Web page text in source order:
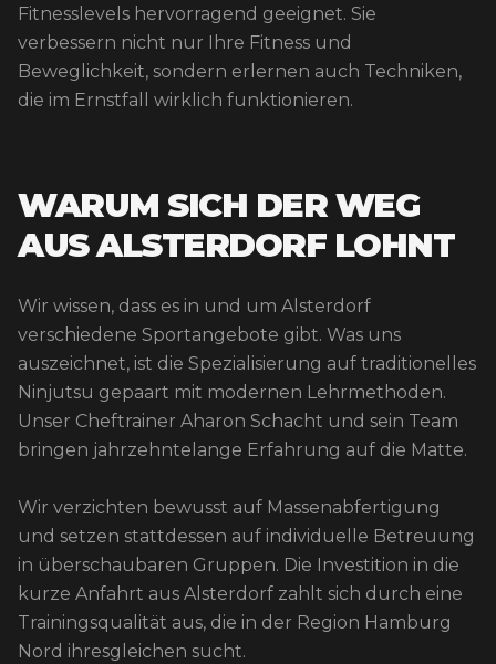
Fitnesslevels hervorragend geeignet. Sie
verbessern nicht nur Ihre Fitness und
Beweglichkeit, sondern erlernen auch Techniken,
die im Ernstfall wirklich funktionieren.
WARUM SICH DER WEG
AUS ALSTERDORF LOHNT
Wir wissen, dass es in und um Alsterdorf
verschiedene Sportangebote gibt. Was uns
auszeichnet, ist die Spezialisierung auf traditionelles
Ninjutsu gepaart mit modernen Lehrmethoden.
Unser Cheftrainer Aharon Schacht und sein Team
bringen jahrzehntelange Erfahrung auf die Matte.
Wir verzichten bewusst auf Massenabfertigung
und setzen stattdessen auf individuelle Betreuung
in überschaubaren Gruppen. Die Investition in die
kurze Anfahrt aus Alsterdorf zahlt sich durch eine
Trainingsqualität aus, die in der Region Hamburg
Nord ihresgleichen sucht.